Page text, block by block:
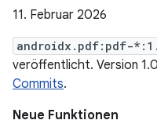
11. Februar 2026
androidx.pdf:pdf-
veröffentlicht. Version
Commits.
Neue Funktionen